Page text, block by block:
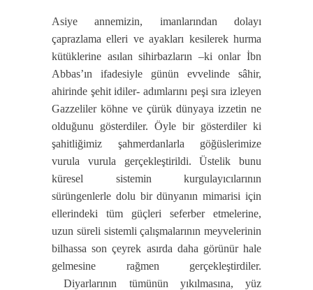
Asiye annemizin, imanlarından dolayı
çaprazlama elleri ve ayakları kesilerek hurma
kütüklerine asılan sihirbazların –ki onlar İbn
Abbas’ın ifadesiyle günün evvelinde sâhir,
ahirinde şehit idiler- adımlarını peşi sıra izleyen
Gazzeliler köhne ve çürük dünyaya izzetin ne
olduğunu gösterdiler. Öyle bir gösterdiler ki
şahitliğimiz şahmerdanlarla göğüslerimize
vurula vurula gerçekleştirildi. Üstelik bunu
küresel sistemin kurgulayıcılarının
sürüngenlerle dolu bir dünyanın mimarisi için
ellerindeki tüm güçleri seferber etmelerine,
uzun süreli sistemli çalışmalarının meyvelerinin
bilhassa son çeyrek asırda daha görünür hale
gelmesine rağmen gerçekleştirdiler.
Diyarlarının tümünün yıkılmasına, yüz